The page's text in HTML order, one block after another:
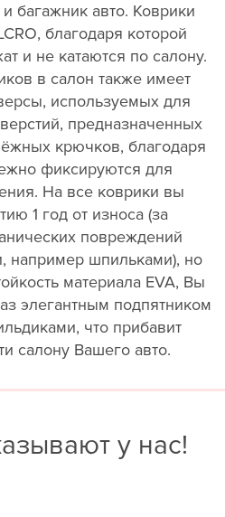
багажник авто. Коврики
благодаря которой
и не катаются по салону.
в салон также имеет
используемых для
предназначенных
крючков, благодаря
фиксируются для
На все коврики вы
1 год от износа (за
повреждений
например шпильками), но
материала EVA, Вы
элегантным подпятником
что прибавит
салону Вашего авто.
у нас!